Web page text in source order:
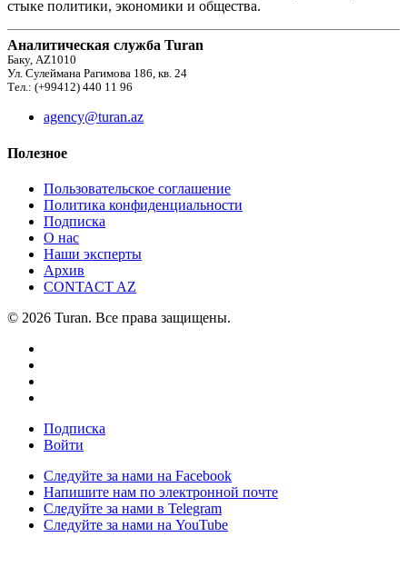
стыке политики, экономики и общества.
Аналитическая служба Turan
Баку, AZ1010
Ул. Сулеймана Рагимова 186, кв. 24
Тел.: (+99412) 440 11 96
agency@turan.az
Полезное
Пользовательское соглашение
Политика конфиденциальности
Подписка
О нас
Наши эксперты
Архив
CONTACT AZ
© 2026 Turan. Все права защищены.
Подписка
Войти
Следуйте за нами на Facebook
Напишите нам по электронной почте
Следуйте за нами в Telegram
Следуйте за нами на YouTube